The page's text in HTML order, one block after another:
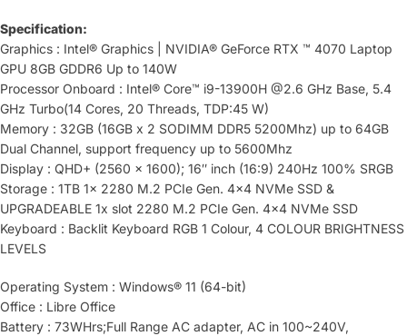
Specification:
Graphics : Intel® Graphics | NVIDIA® GeForce RTX ™ 4070 Laptop
GPU 8GB GDDR6 Up to 140W
Processor Onboard : Intel® Core™ i9-13900H @2.6 GHz Base, 5.4
GHz Turbo(14 Cores, 20 Threads, TDP:45 W)
Memory : 32GB (16GB x 2 SODIMM DDR5 5200Mhz) up to 64GB
Dual Channel, support frequency up to 5600Mhz
Display : QHD+ (2560 x 1600); 16″ inch (16:9) 240Hz 100% SRGB
Storage : 1TB 1x 2280 M.2 PCIe Gen. 4×4 NVMe SSD &
UPGRADEABLE 1x slot 2280 M.2 PCIe Gen. 4×4 NVMe SSD
Keyboard : Backlit Keyboard RGB 1 Colour, 4 COLOUR BRIGHTNESS
LEVELS
Operating System : Windows® 11 (64-bit)
Office : Libre Office
Battery : 73WHrs;Full Range AC adapter, AC in 100~240V,